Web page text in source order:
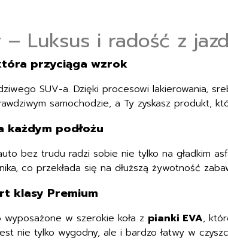
Luksus i radość z
przyciąga wzrok
SUV-a. Dzięki procesowi lakierowania,
samochodzie, a Ty zyskasz produkt,
każdym podłożu
bez trudu radzi sobie nie tylko na gładkim
co przekłada się na dłuższą żywotność
klasy Premium
wyposażone w szerokie koła z pianki EVA,
nie tylko wygodny, ale i bardzo łatwy w